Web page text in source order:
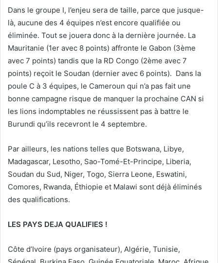
Dans le groupe I, l’enjeu sera de taille, parce que jusque-
là, aucune des 4 équipes n’est encore qualifiée ou
éliminée. Tout se jouera donc à la dernière journée. La
Mauritanie (1er avec 8 points) affronte le Gabon (3ème
avec 7 points) tandis que la RD Congo (2ème avec 7
points) reçoit le Soudan (dernier avec 6 points). Dans la
poule C à 3 équipes, le Cameroun qui n’a pas fait une
bonne campagne risque de manquer la prochaine CAN si
les lions indomptables ne réussissent pas à battre le
Burundi qu’ils recevront le 4 septembre.
Par ailleurs, les nations telles que Botswana, Libye,
Madagascar, Lesotho, Sao-Tomé-Et-Principe, Liberia,
Soudan du Sud, Niger, Togo, Sierra Leone, Eswatini,
Comores, Rwanda, Éthiopie et Malawi sont déjà éliminés
des qualifications.
LES PAYS DEJA QUALIFIES !
Côte d’Ivoire (pays organisateur), Algérie, Tunisie,